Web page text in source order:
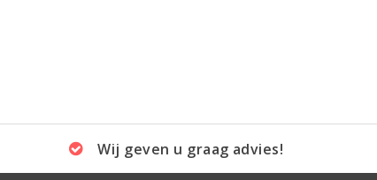
Wij geven u graag advies!